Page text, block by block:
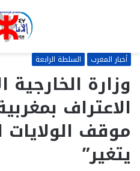
أخبار المغرب السلطة الرابعة
وزارة الخارجية
الاعتراف
موقف الولايات
يتغير”